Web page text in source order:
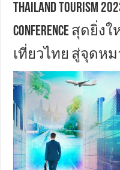
Thailand Tourism
Conference สุดยิ่
เที่ยวไทย สู่จุดห